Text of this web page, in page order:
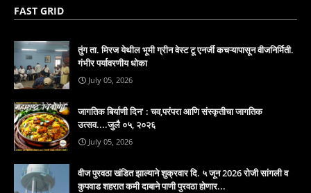
FAST GRID
तुंग ता. मिरज येथील भूमी ग्रीन वेस्ट टू एनर्जी कचऱ्यापासून वीजनिर्मिती.
गंभीर पर्यावरणीय धोका
July 05, 2026
जागतिक बिर्याणी दिन' : चव,परंपरा आणि संस्कृतीचा जागतिक
उत्सव....जुलै ०५, २०२६
July 05, 2026
वीज पुरवठा खंडित झाल्याने शुक्रवार दि. ५ जून 2026 रोजी सांगली व
कुपवाड शहरात कमी दाबाने पाणी पुरवठा होणार...